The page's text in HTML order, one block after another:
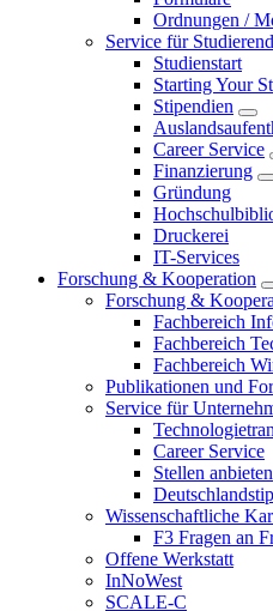
Ordnungen /
Service für
Studienstart
Starting Your
Stipendien
Career Service
Finanzierung
Gründung
Druckerei
IT-Services
Forschung & Kooperation
Forschung &
Fachbereich
Fachbereich
Fachbereich
Publikationen und
Service für
Career Service
Stellen anbieten
Wissenschaftliche
F3 Fragen an
Offene Werkstatt
InNoWest
SCALE-C